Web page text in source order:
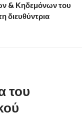
& Κηδεμόνων του
διευθύντρια
του